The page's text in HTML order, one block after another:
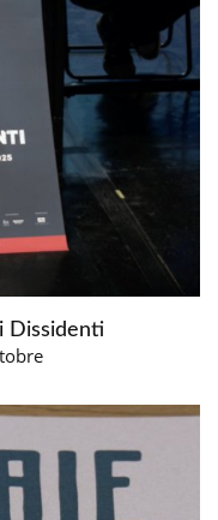
Dissidenti